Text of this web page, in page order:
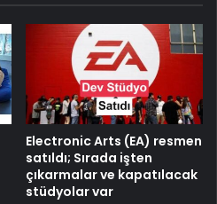
Electronic Arts (EA) resmen
satıldı; Sırada işten
çıkarmalar ve kapatılacak
stüdyolar var